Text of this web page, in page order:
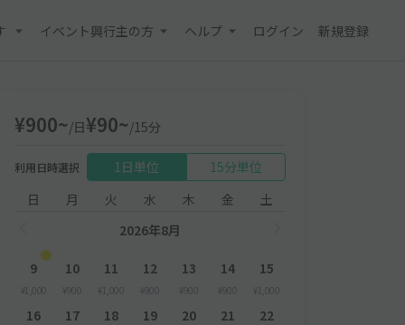
イベント興行主の方 ヘルプ ログイン 新規登録
¥900~/日¥90~/15分
利用日時選択 1日単位
15分単位
日
月 火 水 木 金
土
2026年8月
9
¥1,000
10
¥900
11
¥1,000
12
¥900
13
¥900
14
¥900
15
¥1,000
16 17 18 19 20 21 22